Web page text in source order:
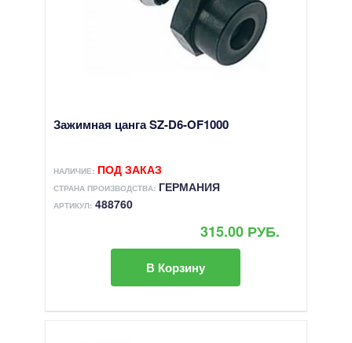
Зажимная цанга SZ-D6-OF1000
НАЛИЧИЕ: ПОД ЗАКАЗ
СТРАНА ПРОИЗВОДСТВА:ГЕРМАНИЯ
АРТИКУЛ:488760
315.00 РУБ.
В Корзину